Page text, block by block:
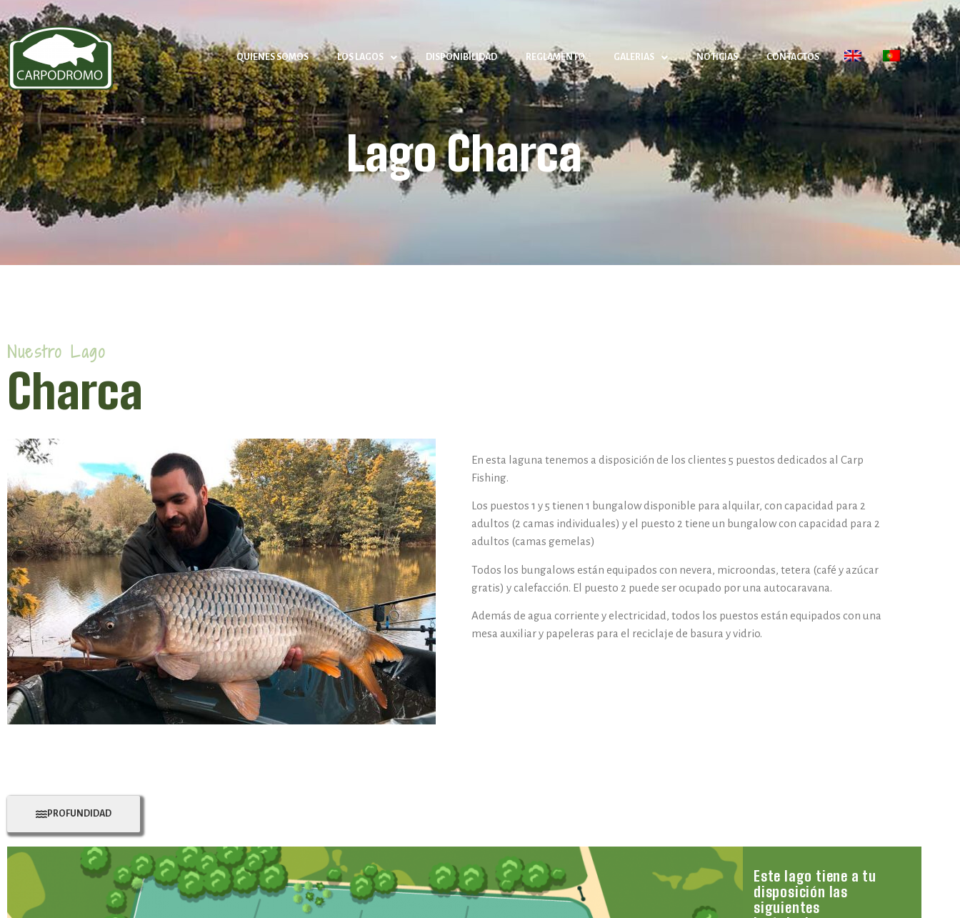
QUIENES SOMOS LOS LAGOS DISPONIBILIDAD REGLAMENTO GALERIAS NOTICIAS CONTACTOS
Lago Charca
Nuestro Lago
Charca
En esta laguna tenemos a disposición de los clientes 5 puestos dedicados al Carp
Fishing.
Los puestos 1 y 5 tienen 1 bungalow disponible para alquilar, con capacidad para 2
adultos (2 camas individuales) y el puesto 2 tiene un bungalow con capacidad para 2
adultos (camas gemelas)
Todos los bungalows están equipados con nevera, microondas, tetera (café y azúcar
gratis) y calefacción. El puesto 2 puede ser ocupado por una autocaravana.
Además de agua corriente y electricidad, todos los puestos están equipados con una
mesa auxiliar y papeleras para el reciclaje de basura y vidrio.
PROFUNDIDAD
Este lago tiene a tu
disposición las
siguientes